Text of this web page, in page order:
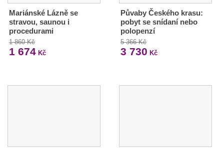
Mariánské Lázně se
stravou, saunou i
procedurami
1 860 Kč
1 674 Kč
Půvaby Českého krasu:
pobyt se snídaní nebo
polopenzí
5 366 Kč
3 730 Kč